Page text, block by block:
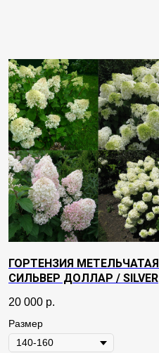
ГОРТЕНЗИЯ МЕТЕЛЬЧАТАЯ
СИЛЬВЕР ДОЛЛАР / SILVER
20 000 р.
Размер